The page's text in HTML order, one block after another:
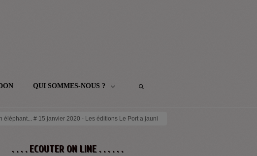
QUI SOMMES-NOUS ?
éléphant... # 15 janvier 2020 - Les éditions Le Port a jauni
. . . . ECOUTER ON LINE . . . . . .